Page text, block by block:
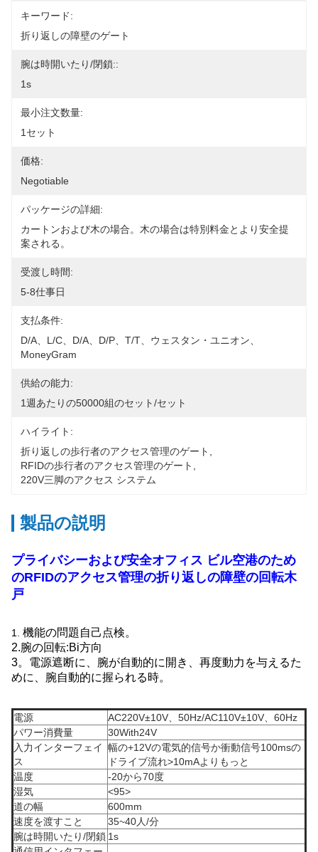
キーワード:
折り返しの障壁のゲート
腕は時開いたり/閉鎖::
1s
最小注文数量:
1セット
価格:
Negotiable
パッケージの詳細:
カートンおよび木の場合。木の場合は特別料金とより安全提
案される。
受渡し時間:
5-8仕事日
支払条件:
D/A、L/C、D/A、D/P、T/T、ウェスタン・ユニオン、
MoneyGram
供給の能力:
1週あたりの50000組のセット/セット
ハイライト:
折り返しの歩行者のアクセス管理のゲート
RFIDの歩行者のアクセス管理のゲート
220V三脚のアクセス システム
製品の説明
プライバシーおよび安全オフィス ビル空港のため
のRFIDのアクセス管理の折り返しの障壁の回転木
戸
1. 機能の問題自己点検。
2.腕の回転:Bi方向
3。電源遮断に、腕が自動的に開き、再度動力を与えるた
めに、腕自動的に握られる時。
電源
AC220V±10V、50Hz/AC110V±10V、60Hz
パワー消費量
30With24V
入力インターフェイ
ス
幅の+12Vの電気的信号か衝動信号100msの
ドライブ流れ>10mAよりもっと
温度
-20から70度
湿気
<95>
道の幅
600mm
速度を渡すこと
35~40人/分
腕は時開いたり/閉鎖 1s